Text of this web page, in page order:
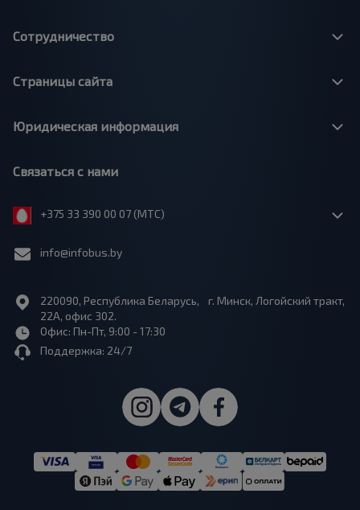
Сотрудничество
Страницы сайта
Юридическая информация
Связаться с нами
+375 33 390 00 07 (МТС)
info@infobus.by
220090, Республика Беларусь, г. Минск, Логойский тракт,
22А, офис 302.
Офис: Пн-Пт, 9:00 - 17:30
Поддержка: 24/7